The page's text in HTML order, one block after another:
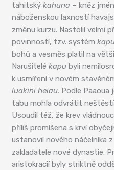
tahitskýkahuna – kněz
náboženskou laxností
změnu kurzu. Nastolil velmi
povinností, tzv. systém
bohů a vesměs platil na
Narušitelékapu byli
k usmíření v novém
luakini heiau. Podle Paaoua
tabu mohla odvrátit
Usoudil též, že krev
příliš promíšena s krví
ustanovil nového náčelníka
zakladatele nové dynastie.
aristokracií byly striktně